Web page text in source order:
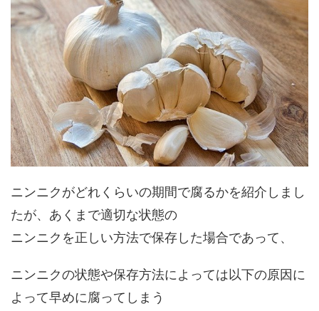
ニンニクがどれくらいの期間で腐るかを紹介しまし
たが、あくまで適切な状態の
ニンニクを正しい方法で保存した場合であって、
ニンニクの状態や保存方法によっては以下の原因に
よって早めに腐ってしまう